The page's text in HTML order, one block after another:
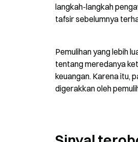
langkah-langkah
tafsir sebelumnya
Pemulihan yang lebih
tentang meredanya
keuangan. Karena itu,
digerakkan oleh